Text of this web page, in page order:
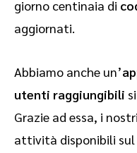
giorno centinaia di
aggiornati.
Abbiamo anche un’
utenti raggiungibili
Grazie ad essa, i
attività disponibili